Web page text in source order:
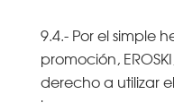
9.4.- Por el simple
promoción,
derecho a utilizar